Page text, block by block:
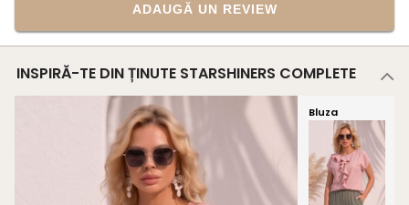
ADAUGĂ UN REVIEW
INSPIRĂ-TE DIN ȚINUTE STARSHINERS COMPLETE
Bluza